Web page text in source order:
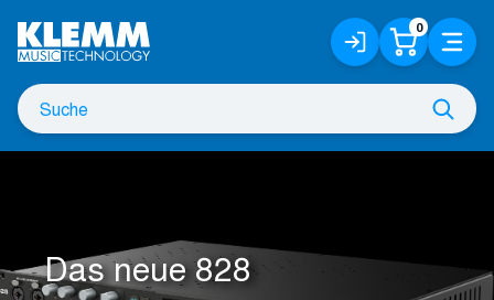
Hauptinhalt
Suche
nach
Anmelden
/
Registrieren
0 Menü
Das neue 828